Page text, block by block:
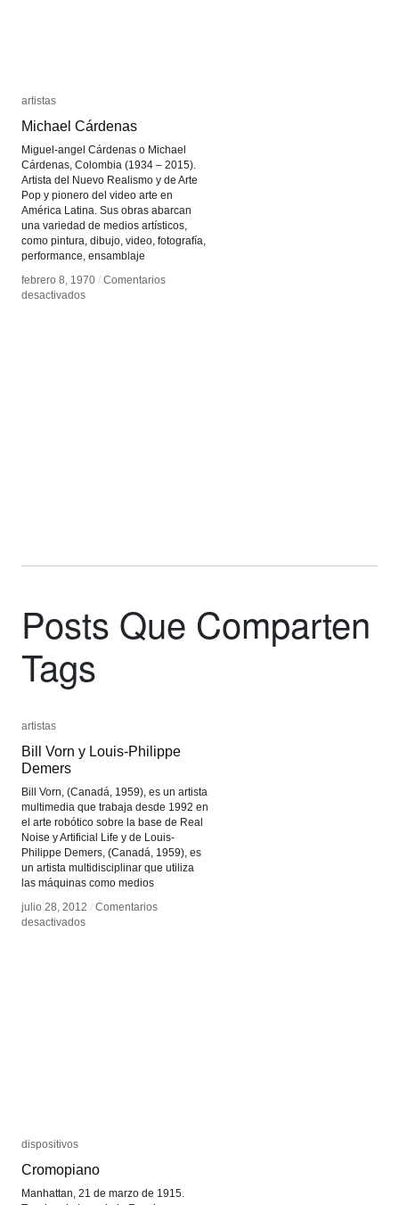
artistas
Michael Cárdenas
Miguel-angel Cárdenas o Michael
Cárdenas, Colombia (1934 – 2015).
Artista del Nuevo Realismo y de Arte
Pop y pionero del video arte en
América Latina. Sus obras abarcan
una variedad de medios artísticos,
como pintura, dibujo, video, fotografía,
performance, ensamblaje
febrero 8, 1970 / Comentarios
desactivadosen
artistas
Michael Cárdenas
febrero 8, 1970 / Comentarios
desactivadosen
Posts Que Comparten
Tags
artistas
Bill Vorn y Louis-Philippe
Demers
Bill Vorn, (Canadá, 1959), es un artista
multimedia que trabaja desde 1992 en
el arte robótico sobre la base de Real
Noise y Artificial Life y de Louis-
Philippe Demers, (Canadá, 1959), es
un artista multidisciplinar que utiliza
las máquinas como medios
julio 28, 2012 / Comentarios
desactivadosen
artistas
Bill Vorn y Louis-Philippe
Demers
julio 28, 2012 / Comentarios
desactivadosen
dispositivos
Cromopiano
Manhattan, 21 de marzo de 1915.
dispositivos
Cromopiano